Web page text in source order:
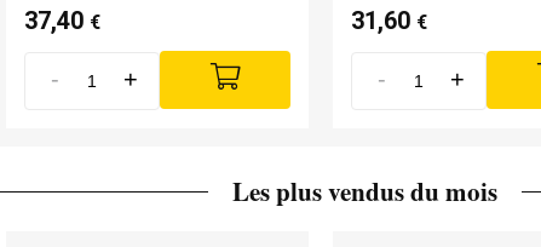
37,40 €
- +
31,60 €
- +
Les plus vendus du mois